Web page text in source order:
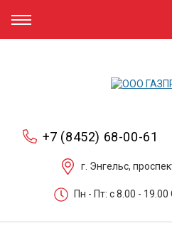
+7 (8452) 68-00-61
г. Энгельс,
Пн - Пт: c 8.00 -